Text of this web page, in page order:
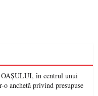
în centrul unui
o anchetă privind presupuse